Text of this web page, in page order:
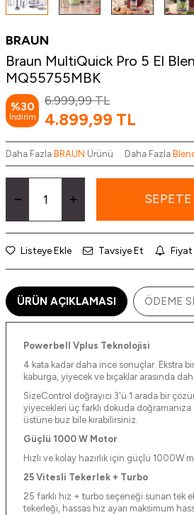
BRAUN
Braun MultiQuick Pro 5 El
MQ55755MBK
%30
İndirim
6.999,99TL
4.899,99 TL
Daha Fazla BRAUN Ürünü Daha Fazla
SEPETE
Listeye Ekle Tavsiye Et Fiyat
ÜRÜN AÇIKLAMASI ÖDEME
Powerbell Vplus Teknolojisi
4 kata kadar daha ince sonuçlar. Ekstra
kaburga, yiyecek ve bıçaklar arasında
SizeControl doğrayıcı 3'ü 1 arada bir
yiyecekleri üç farklı dokuda
üstüne buz bile kırabilirsiniz.
Güçlü 1000 W Motor
Hızlı ve kolay hazırlık için güçlü 1000W
25 Vitesli Tekerlek + Turbo
25 farklı hız + turbo seçeneği sunan tek
tekerleği, hassas hız ayarı maksimum